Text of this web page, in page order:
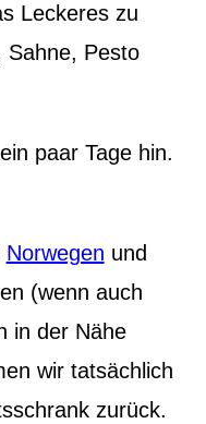
Leckeres zu
Sahne, Pesto
paar Tage hin.
Norwegen und
(wenn auch
in der Nähe
wir tatsächlich
zurück.